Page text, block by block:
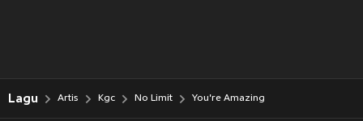
Lagu Artis Kgc No Limit You're Amazing